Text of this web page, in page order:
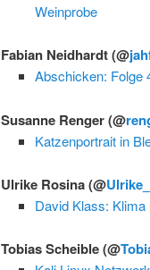
Weinprobe
Fabian Neidhardt(@
Abschicken: Folge
Susanne Renger(@
Katzenportrait in
Ulrike Rosina(@
David Klass: Klima
Tobias Scheible(@